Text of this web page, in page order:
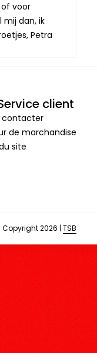
voor
mij dan, ik
Petra
client
contacter
de marchandise
site
2026 | TSB